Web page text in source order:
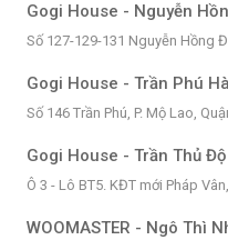
Gogi House - Nguyễn
Số 127-129-131 Nguyễn Hồng
Gogi House - Trần Phú
Số 146 Trần Phú, P. Mộ Lao,
Gogi House - Trần Thủ Độ
Ô 3 - Lô BT5. KĐT mới Pháp
WOOMASTER - Ngô Thì